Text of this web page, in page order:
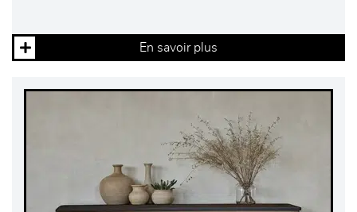
En savoir plus